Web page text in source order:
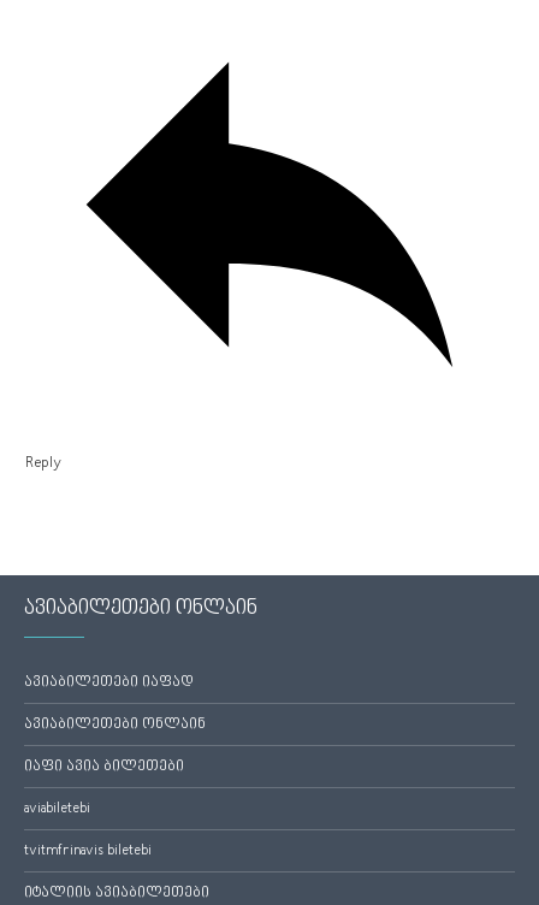
Reply
ავიაბილეთები ონლაინ
ავიაბილეთები იაფად
ავიაბილეთები ონლაინ
იაფი ავია ბილეთები
aviabiletebi
tvitmfrinavis biletebi
იტალიის ავიაბილეთები